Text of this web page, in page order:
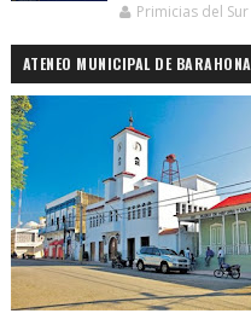
Primicias del Sur
ATENEO MUNICIPAL DE BARAHONA